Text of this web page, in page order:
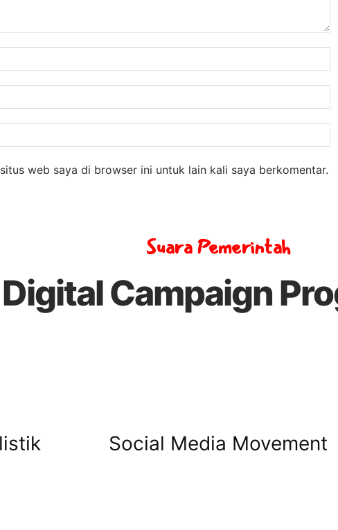
web saya di browser ini untuk lain kali saya berkomentar.
Suara Pemerintah
Digital Campaign
Social Media Movement